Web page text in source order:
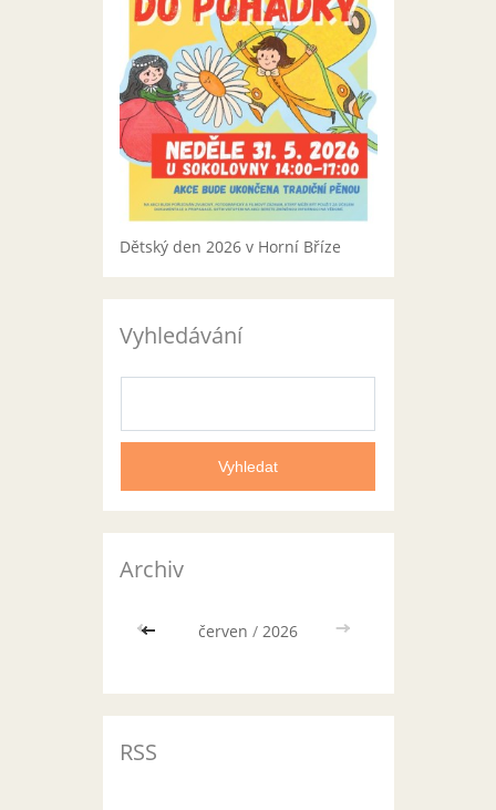
Dětský den 2026 v Horní Bříze
Vyhledávání
Archiv
<< červen / 2026 >>
RSS